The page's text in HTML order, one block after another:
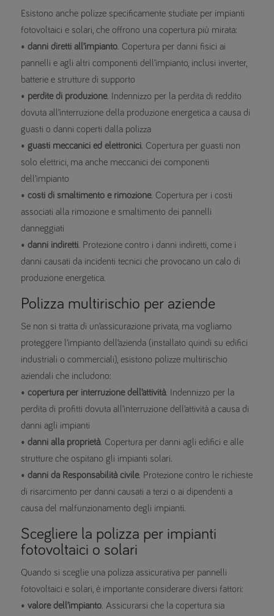
Esistono anche polizze specificamente studiate per impianti
fotovoltaici e solari, che offrono una copertura più mirata:
• danni diretti all’impianto. Copertura per danni fisici ai
pannelli e agli altri componenti dell’impianto, inclusi inverter,
batterie e strutture di supporto
• perdite di produzione. Indennizzo per la perdita di reddito
dovuta all’interruzione della produzione energetica a causa di
guasti o danni coperti dalla polizza
• guasti meccanici ed elettronici. Copertura per guasti non
solo elettrici, ma anche meccanici dei componenti
dell’impianto
• costi di smaltimento e rimozione. Copertura per i costi
associati alla rimozione e smaltimento dei pannelli
danneggiati
• danni indiretti. Protezione contro i danni indiretti, come i
danni causati da incidenti tecnici che provocano un calo di
produzione energetica.
Polizza multirischio per aziende
Se non si tratta di un’assicurazione privata, ma vogliamo
proteggere l’impianto dell’azienda (installato quindi su edifici
industriali o commerciali), esistono polizze multirischio
aziendali che includono:
• copertura per interruzione dell’attività. Indennizzo per la
perdita di profitti dovuta all’interruzione dell’attività a causa di
danni agli impianti
• danni alla proprietà. Copertura per danni agli edifici e alle
strutture che ospitano gli impianti solari.
• danni da Responsabilità civile. Protezione contro le richieste
di risarcimento per danni causati a terzi o ai dipendenti a
causa del malfunzionamento degli impianti.
Scegliere la polizza per impianti
fotovoltaici o solari
Quando si sceglie una polizza assicurativa per pannelli
fotovoltaici e solari, è importante considerare diversi fattori:
• valore dell’impianto. Assicurarsi che la copertura sia